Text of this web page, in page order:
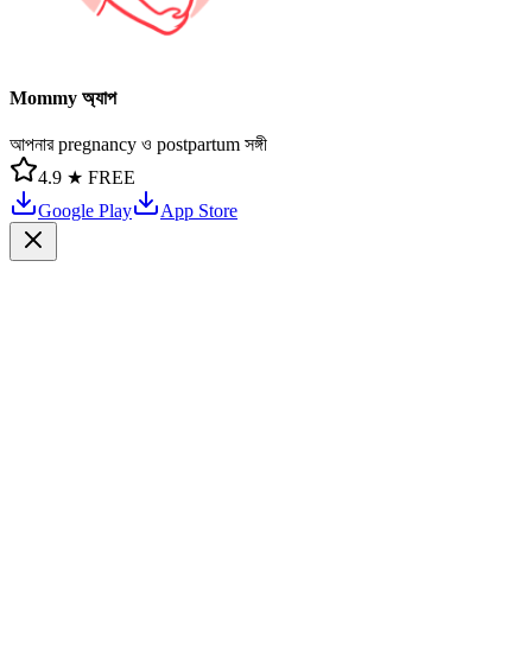
Mommy অ্যাপ
আপনার pregnancy ও postpartum সঙ্গী
4.9 ★ FREE
Google Play
App Store